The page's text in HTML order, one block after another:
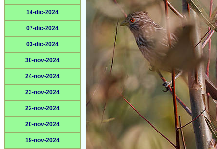
14-dic-2024
07-dic-2024
03-dic-2024
30-nov-2024
24-nov-2024
23-nov-2024
22-nov-2024
20-nov-2024
19-nov-2024